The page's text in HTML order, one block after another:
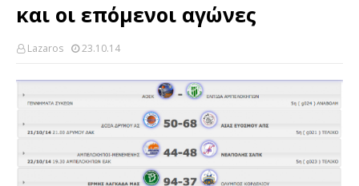
και οι επόμενοι αγώνες
Lazaros 23.10.14